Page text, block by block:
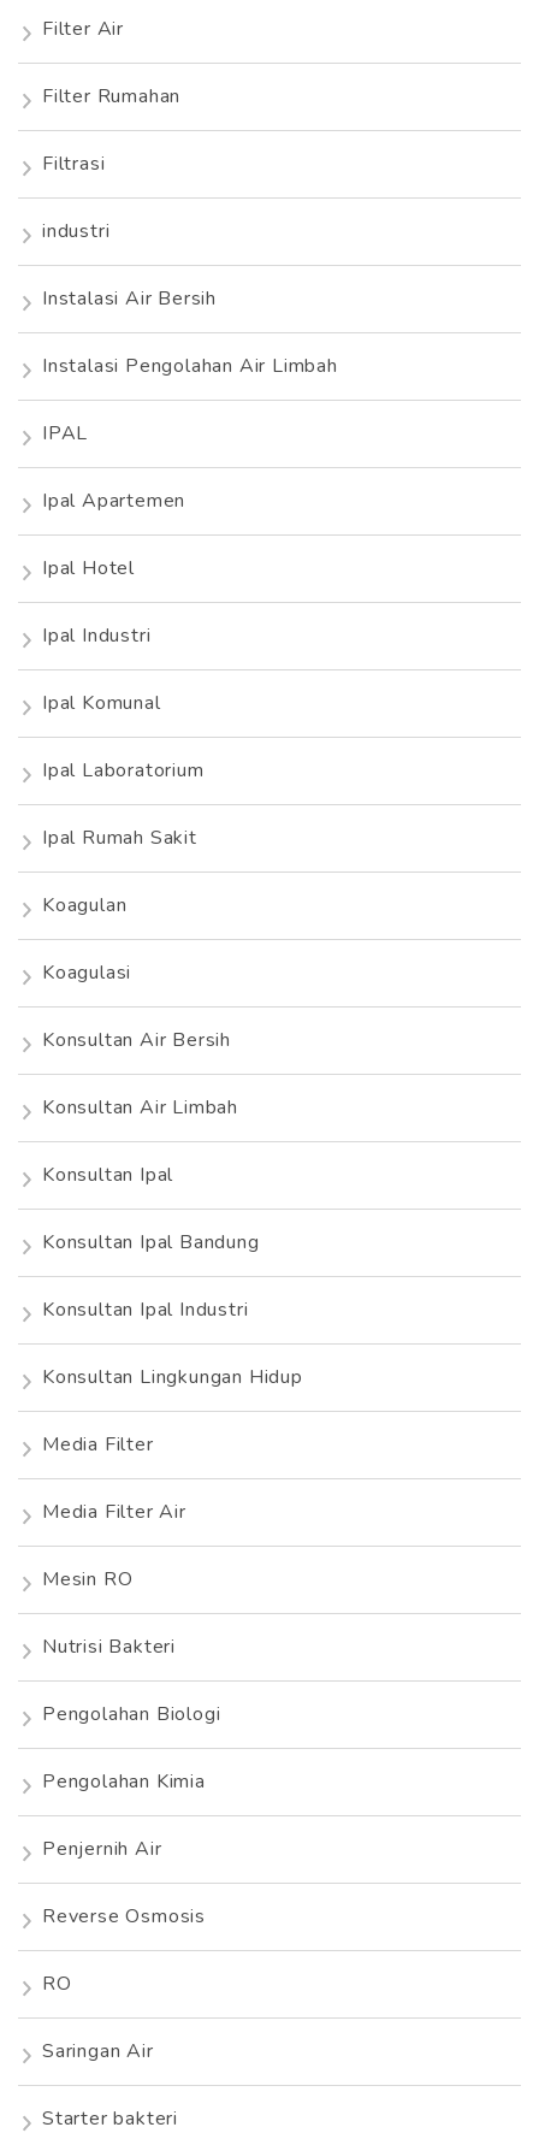
Filter Air
Filter Rumahan
Filtrasi
industri
Instalasi Air Bersih
Instalasi Pengolahan Air Limbah
IPAL
Ipal Apartemen
Ipal Hotel
Ipal Industri
Ipal Komunal
Ipal Laboratorium
Ipal Rumah Sakit
Koagulan
Koagulasi
Konsultan Air Bersih
Konsultan Air Limbah
Konsultan Ipal
Konsultan Ipal Bandung
Konsultan Ipal Industri
Konsultan Lingkungan Hidup
Media Filter
Media Filter Air
Mesin RO
Nutrisi Bakteri
Pengolahan Biologi
Pengolahan Kimia
Penjernih Air
Reverse Osmosis
RO
Saringan Air
Starter bakteri